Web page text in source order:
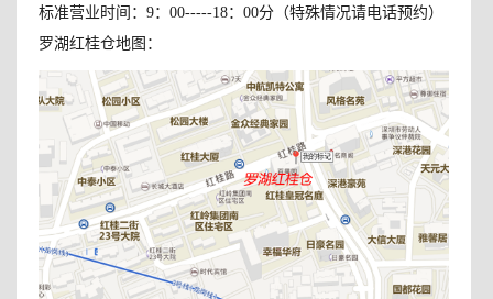
标准营业时间：9：00-----18：00分（特殊情况请电话预约）
罗湖红桂仓地图：